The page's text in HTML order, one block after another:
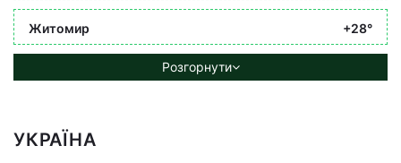
Житомир +28°
Розгорнути
УКРАЇНА